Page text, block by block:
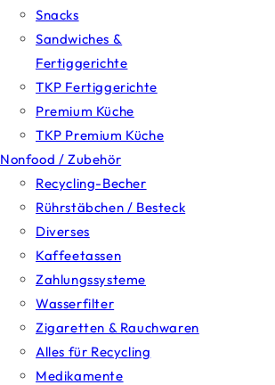
Snacks
Sandwiches &
Fertiggerichte
TKP Fertiggerichte
Premium Küche
TKP Premium Küche
Nonfood / Zubehör
Recycling-Becher
Rührstäbchen / Besteck
Diverses
Kaffeetassen
Zahlungssysteme
Wasserfilter
Zigaretten & Rauchwaren
Alles für Recycling
Medikamente